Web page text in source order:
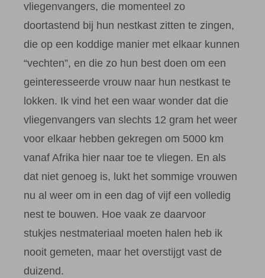
vliegenvangers, die momenteel zo
doortastend bij hun nestkast zitten te zingen,
die op een koddige manier met elkaar kunnen
“vechten”, en die zo hun best doen om een
geinteresseerde vrouw naar hun nestkast te
lokken. Ik vind het een waar wonder dat die
vliegenvangers van slechts 12 gram het weer
voor elkaar hebben gekregen om 5000 km
vanaf Afrika hier naar toe te vliegen. En als
dat niet genoeg is, lukt het sommige vrouwen
nu al weer om in een dag of vijf een volledig
nest te bouwen. Hoe vaak ze daarvoor
stukjes nestmateriaal moeten halen heb ik
nooit gemeten, maar het overstijgt vast de
duizend.